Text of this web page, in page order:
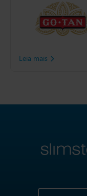
alimentícios orientais,
buscou aprimorar sua
previsão e cadeia de
suprimentos devido ao
Leia mais